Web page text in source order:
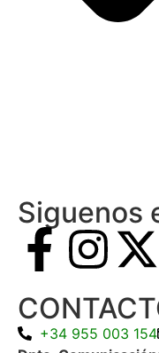
Siguenos
+34 955 003 154